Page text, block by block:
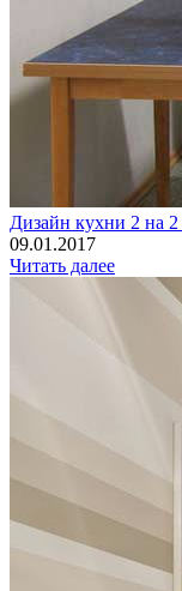
Дизайн кухни 2 на
09.01.2017
Читать далее